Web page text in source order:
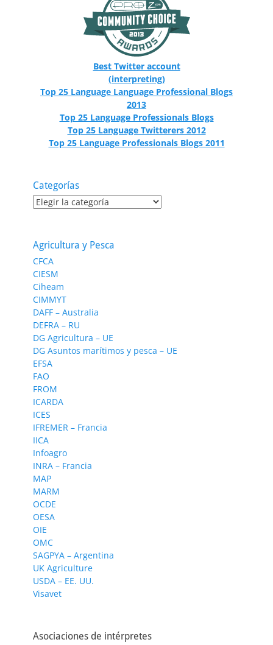
Best Twitter account
(interpreting)
Top 25 Language Language Professional Blogs
2013
Top 25 Language Professionals Blogs
Top 25 Language Twitterers 2012
Top 25 Language Professionals Blogs 2011
Categorías
Categorías
Agricultura y Pesca
CFCA
CIESM
Ciheam
CIMMYT
DAFF – Australia
DEFRA – RU
DG Agricultura – UE
DG Asuntos marítimos y pesca – UE
EFSA
FAO
FROM
ICARDA
ICES
IFREMER – Francia
IICA
Infoagro
INRA – Francia
MAP
MARM
OCDE
OESA
OIE
OMC
SAGPYA – Argentina
UK Agriculture
USDA – EE. UU.
Visavet
Asociaciones de intérpretes